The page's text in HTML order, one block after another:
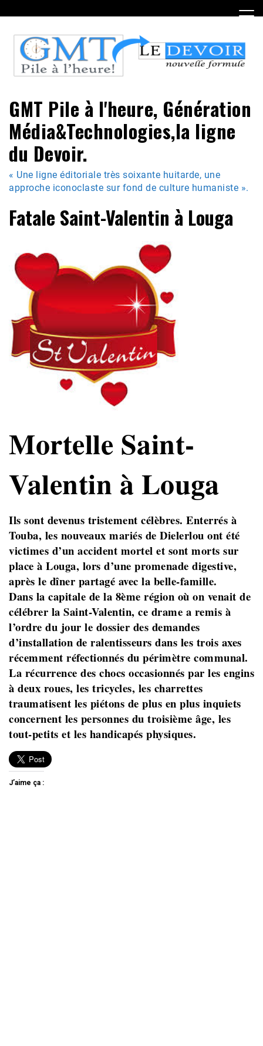
to
content
GMT Pile à l'heure, Génération
Média&Technologies,la ligne
du Devoir.
« Une ligne éditoriale très soixante huitarde, une
approche iconoclaste sur fond de culture humaniste ».
Fatale Saint-Valentin à Louga
Mortelle Saint-
Valentin à Louga
Ils sont devenus tristement célèbres. Enterrés à
Touba, les nouveaux mariés de Dielerlou ont été
victimes d’un accident mortel et sont morts sur
place à Louga, lors d’une promenade digestive,
après le dîner partagé avec la belle-famille.
Dans la capitale de la 8ème région où on venait de
célébrer la Saint-Valentin, ce drame a remis à
l’ordre du jour le dossier des demandes
d’installation de ralentisseurs dans les trois axes
récemment réfectionnés du périmètre communal.
La récurrence des chocs occasionnés par les engins
à deux roues, les tricycles, les charrettes
traumatisent les piétons de plus en plus inquiets
concernent les personnes du troisième âge, les
tout-petits et les handicapés physiques.
J’aime ça :